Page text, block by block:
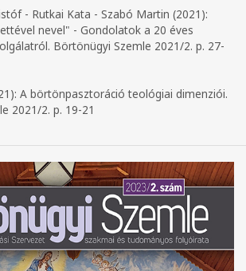
- Rutkai Kata - Szabó Martin (2021):
nevel" - Gondolatok a 20 éves
Börtönügyi Szemle 2021/2. p. 27-
A börtönpasztoráció teológiai dimenziói.
2021/2. p. 19-21